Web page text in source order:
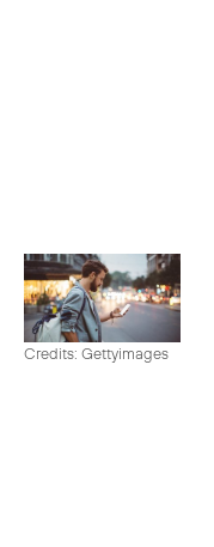
Credits: Gettyimages